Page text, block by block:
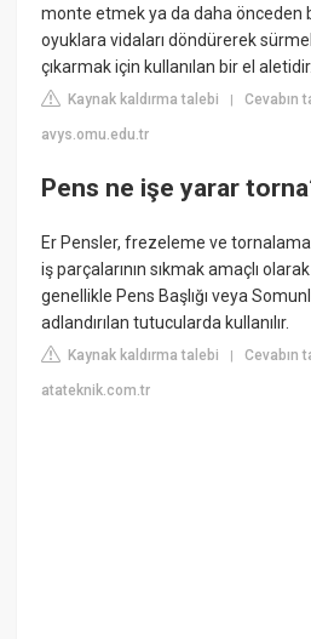
monte etmek ya da daha önceden
oyuklara vidaları döndürerek
çıkarmak için kullanılan bir el aletidir.
Kaynak kaldırma talebi |Cevabın
avys.omu.edu.tr
Pens ne işe yarar
Er Pensler, frezeleme ve
iş parçalarının sıkmak amaçlı
genellikle Pens Başlığı veya
adlandırılan tutucularda kullanılır.
Kaynak kaldırma talebi |Cevabın
atateknik.com.tr